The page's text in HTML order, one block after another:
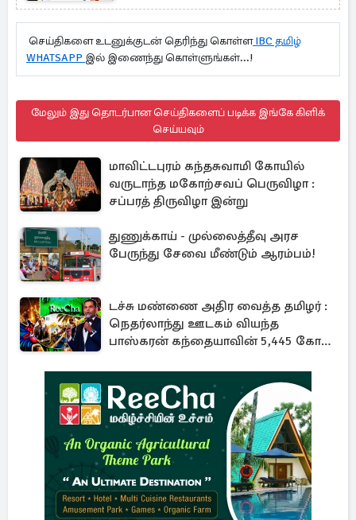
செய்திகளை உடனுக்குடன் தெரிந்து கொள்ளIBC தமிழ்
WHATSAPP இல் இணைந்து கொள்ளுங்கள்...!
மேலும் இது தொடர்பான செய்திகளைப் படிக்க இங்கே கிளிக்
செய்யவும்
மாவிட்டபுரம் கந்தசுவாமி கோயில்
வருடாந்த மகோற்சவப் பெருவிழா :
சப்பரத் திருவிழா இன்று
துணுக்காய் - முல்லைத்தீவு அரச
பேருந்து சேவை மீண்டும் ஆரம்பம்!
டச்சு மண்ணை அதிர வைத்த தமிழர் :
நெதர்லாந்து ஊடகம் வியந்த
பாஸ்கரன் கந்தையாவின் 5,445 கோடி